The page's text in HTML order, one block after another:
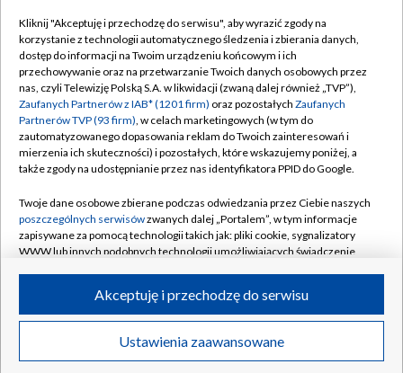
TVP
Abonament TVP
Emisja w TVP
Centrum informacji TVP
Naziemna Telewizja Cyfrowa
Rada Programowa
System NOS
Informacje o nadawcy
Program dla prasy
Ogłoszenie przetargowe
Regulamin TVP
Polityka prywatności
Moje zgody
Pomoc
Kontakt
Kanały
©2026 Telewizja Polska S.A. w likwidacji
Kliknij "Akceptuję i przechodzę do serwisu", aby wyrazić zgody na
korzystanie z technologii automatycznego śledzenia i zbierania danych,
dostęp do informacji na Twoim urządzeniu końcowym i ich
przechowywanie oraz na przetwarzanie Twoich danych osobowych przez
nas, czyli Telewizję Polską S.A. w likwidacji (zwaną dalej również „TVP”),
Zaufanych Partnerów z IAB* (1201 firm) oraz pozostałych Zaufanych
Partnerów TVP (93 firm), w celach marketingowych (w tym do
zautomatyzowanego dopasowania reklam do Twoich zainteresowań i
mierzenia ich skuteczności) i pozostałych, które wskazujemy poniżej, a
także zgody na udostępnianie przez nas identyfikatora PPID do Google.
Twoje dane osobowe zbierane podczas odwiedzania przez Ciebie naszych
poszczególnych serwisówzwanych dalej „Portalem”, w tym informacje
zapisywane za pomocą technologii takich jak: pliki cookie, sygnalizatory
WWW lub innych podobnych technologii umożliwiających świadczenie
ruchu w Internecie.
Twoje dane osobowe zbierane podczas odwiedzania przez Ciebie
poszczególnych serwisówna Portalu, takie jak adresy IP, identyfikatory
Ustawienia zaawansowane
Akceptuję i przechodzę do serwisu